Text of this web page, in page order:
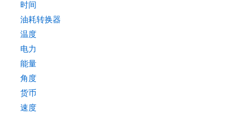
时间
油耗转换器
温度
电力
能量
角度
货币
速度